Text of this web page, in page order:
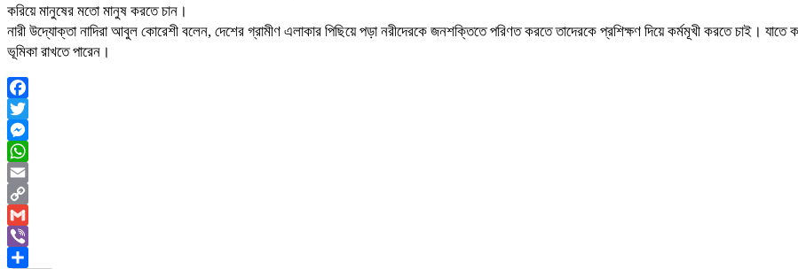
করিয়ে মানুষের মতো মানুষ করতে চান।
নারী উদ্যোক্তা নাদিরা আবুল কোরেশী বলেন, দেশের গ্রামীণ এলাকার পিছিয়ে পড়া নরীদেরকে জনশক্তিতে পরিণত করতে তাদেরকে প্রশিক্ষণ দিয়ে কর্মমূখী করতে চাই। যাতে
ভূমিকা রাখতে পারেন।
Facebook
Twitter
Messenger
WhatsApp
Email
Copy
Link
Gmail
Viber